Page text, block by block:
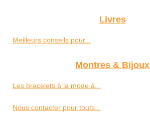
Livres
Meilleurs conseils pour...
Montres & Bijoux
Les bracelets à la mode à...
Nous contacter pour touts...